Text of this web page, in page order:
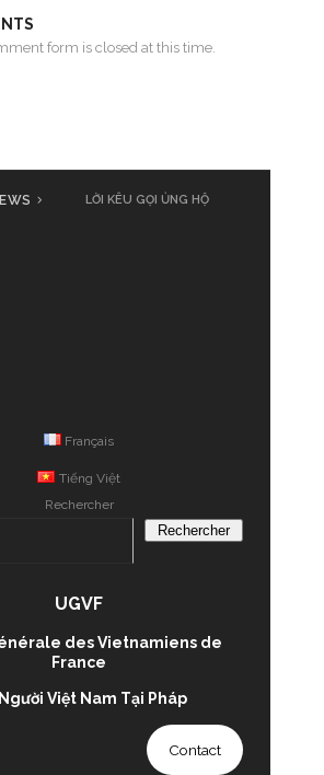
form is closed at this time.
LỜI KÊU GỌI ỦNG HỘ
Français
Tiếng Việt
Rechercher
Rechercher
UGVF
des Vietnamiens de
France
Việt Nam Tại Pháp
Contact